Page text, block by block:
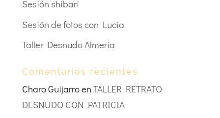
Sesión shibari
Sesión de fotos con Lucía
Taller Desnudo Almería
Comentarios recientes
Charo Guijarroen TALLER RETRATO
DESNUDO CON PATRICIA